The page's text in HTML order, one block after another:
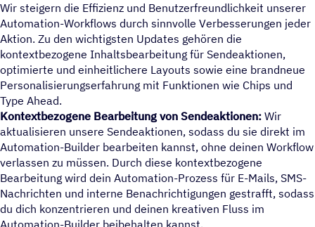
Wir steigern die Effizienz und Benutzerfreundlichkeit unserer
Automation-Workflows durch sinnvolle Verbesserungen jeder
Aktion. Zu den wichtigsten Updates gehören die
kontextbezogene Inhaltsbearbeitung für Sendeaktionen,
optimierte und einheitlichere Layouts sowie eine brandneue
Personalisierungserfahrung mit Funktionen wie Chips und
Type Ahead.
Kontextbezogene Bearbeitung von Sendeaktionen: Wir
aktualisieren unsere Sendeaktionen, sodass du sie direkt im
Automation-Builder bearbeiten kannst, ohne deinen Workflow
verlassen zu müssen. Durch diese kontextbezogene
Bearbeitung wird dein Automation-Prozess für E-Mails, SMS-
Nachrichten und interne Benachrichtigungen gestrafft, sodass
du dich konzentrieren und deinen kreativen Fluss im